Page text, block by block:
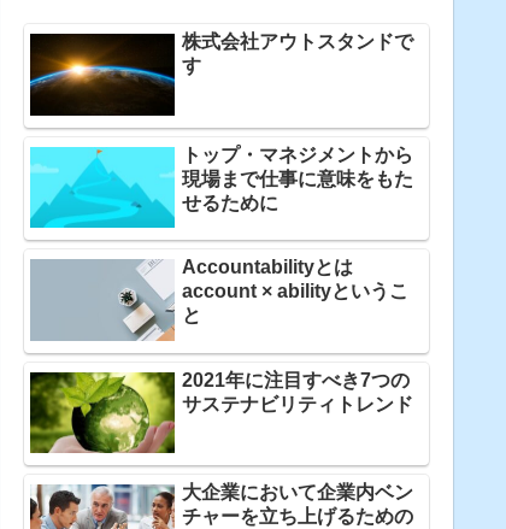
株式会社アウトスタンドで
す
トップ・マネジメントから
現場まで仕事に意味をもた
せるために
Accountabilityとは
account × abilityというこ
と
2021年に注目すべき7つの
サステナビリティトレンド
大企業において企業内ベン
チャーを立ち上げるための